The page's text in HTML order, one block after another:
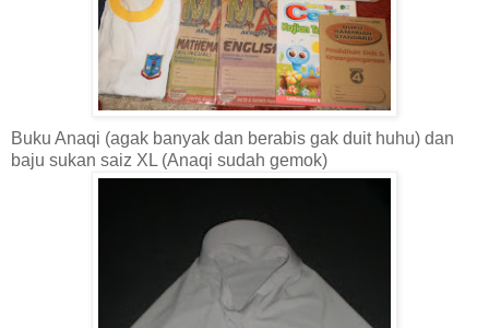
Buku Anaqi (agak banyak dan berabis gak duit huhu) dan
baju sukan saiz XL (Anaqi sudah gemok)